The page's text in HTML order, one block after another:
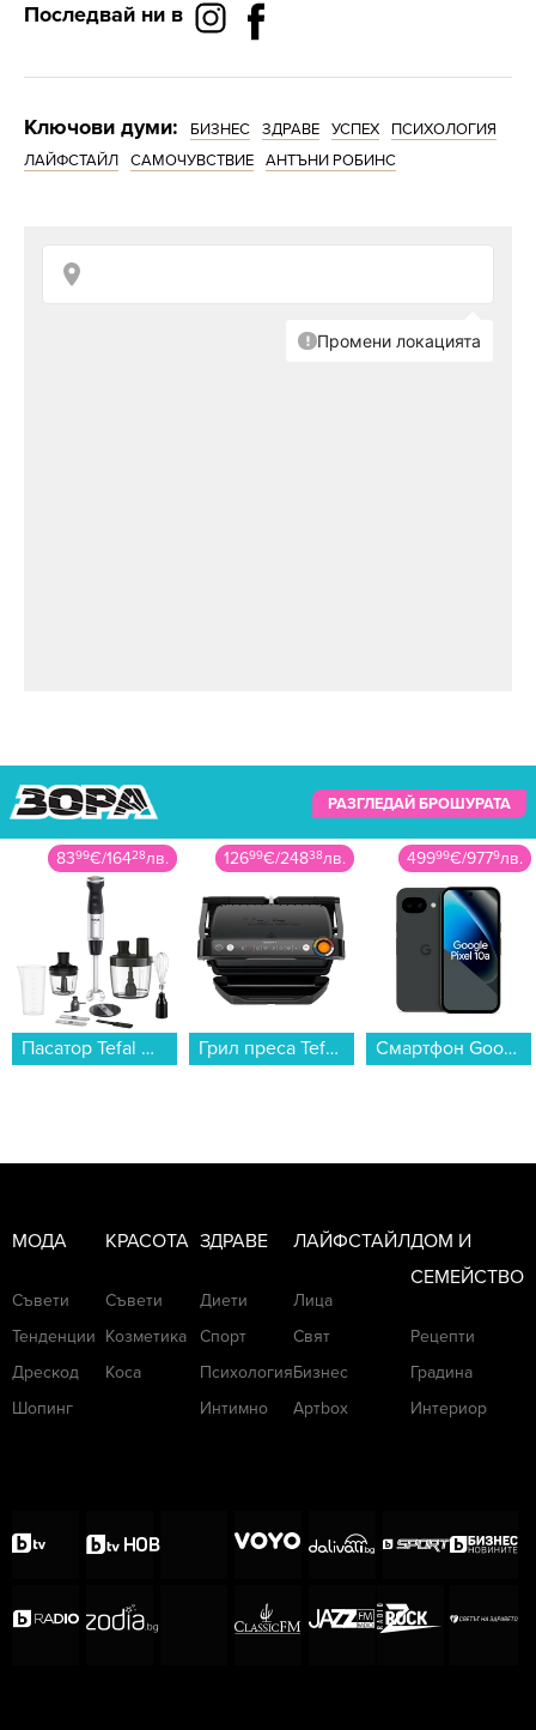
Последвай ни в
Ключови думи: БИЗНЕС ЗДРАВЕ УСПЕХ
ПСИХОЛОГИЯ
ЛАЙФСТАЙЛ
САМОЧУВСТВИЕ АНТЪНИ РОБИНС
РАЗГЛЕДАЙ БРОШУРАТА
12699€/24838лв.
Грил преса Tefal GC717810 OptiGrill+...
49999€/9779лв.
Смартфон Google PIXEL 10a 128/8 OBSIDIAN , 128 GB, 8 GB...
64899€/126932лв.
Смартфон Nothing Phone (4a) PRO 256/12 PINK , 12 GB, 256 GB...
МОДА
Съвети
Тенденции
Дрескод
Шопинг
КРАСОТА
Съвети
Козметика
Коса
ЗДРАВЕ
Диети
Спорт
Психология
Интимно
ЛАЙФСТАЙЛ
Лица
Свят
Бизнес
Артbox
ДОМ И
СЕМЕЙСТВО
Рецепти
Градина
Интериор